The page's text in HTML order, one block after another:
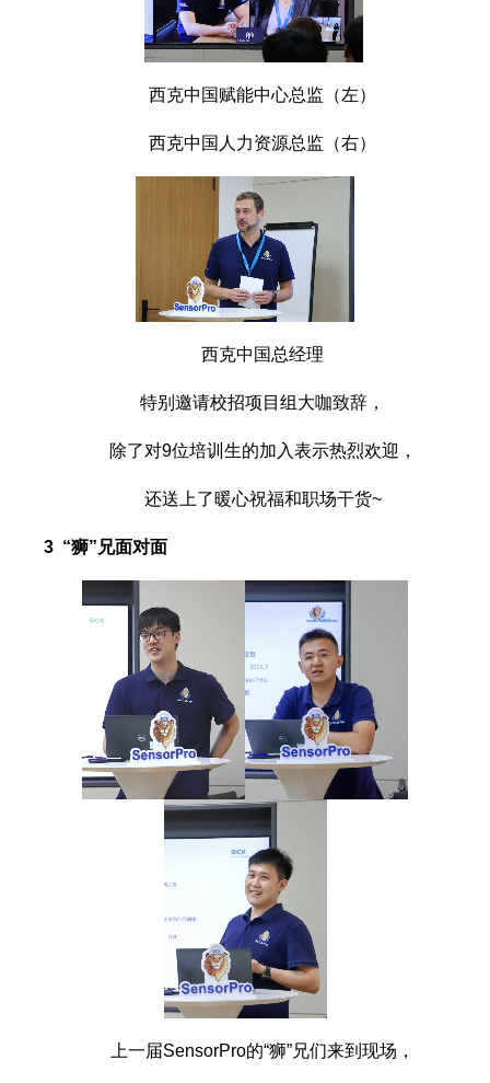
西克中国赋能中心总监（左）
西克中国人力资源总监（右）
西克中国总经理
特别邀请校招项目组大咖致辞，
除了对9位培训生的加入表示热烈欢迎，
还送上了暖心祝福和职场干货~
3 “狮”兄面对面
上一届SensorPro的“狮”兄们来到现场，